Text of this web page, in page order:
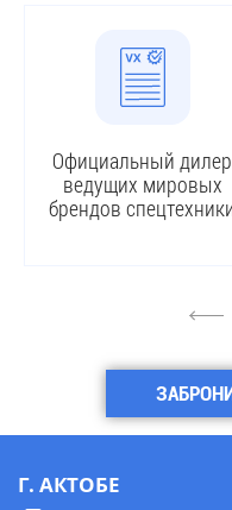
Официальный дилер
ведущих мировых
брендов
4
Г. АКТОБЕ